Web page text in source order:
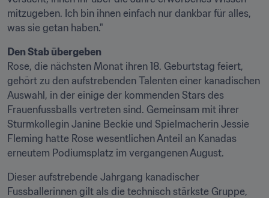
mitzugeben. Ich bin ihnen einfach nur dankbar für alles,
was sie getan haben."
Den Stab übergeben
Rose, die nächsten Monat ihren 18. Geburtstag feiert,
gehört zu den aufstrebenden Talenten einer kanadischen
Auswahl, in der einige der kommenden Stars des
Frauenfussballs vertreten sind. Gemeinsam mit ihrer
Sturmkollegin Janine Beckie und Spielmacherin Jessie
Fleming hatte Rose wesentlichen Anteil an Kanadas
erneutem Podiumsplatz im vergangenen August.
Dieser aufstrebende Jahrgang kanadischer
Fussballerinnen gilt als die technisch stärkste Gruppe,